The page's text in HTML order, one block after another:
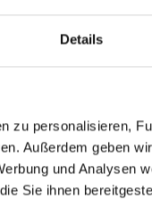
Details
zu personalisieren,
Außerdem geben
und Analysen
Sie ihnen
an der IAA 2022
weiter auszubauen.
vertreten, und ich
zu gewinnen und
am Messestand und
im Fokus.